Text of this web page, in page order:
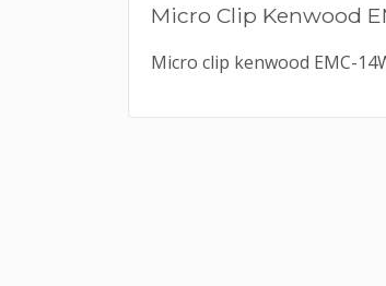
Micro Clip Kenwood
Micro clip kenwood EMC-